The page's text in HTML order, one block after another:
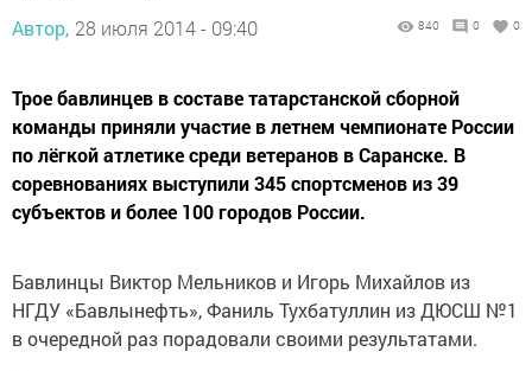
Автор, 28 июля 2014 - 09:40 840 0 0
Трое бавлинцев в составе татарстанской сборной
команды приняли участие в летнем чемпионате России
по лёгкой атлетике среди ветеранов в Саранске. В
соревнованиях выступили 345 спортсменов из 39
субъектов и более 100 городов России.
Бавлинцы Виктор Мельников и Игорь Михайлов из
НГДУ «Бавлынефть», Фаниль Тухбатуллин из ДЮСШ №1
в очередной раз порадовали своими результатами.